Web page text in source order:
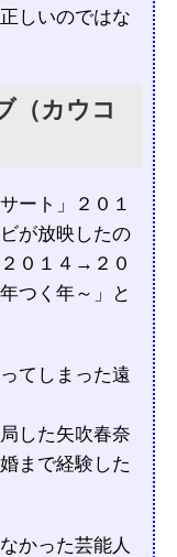
しいのではな
（カウコ
ート」２０１
が放映したの
０１４→２０
つく年～」と
てしまった遠
した矢吹春奈
まで経験した
かった芸能人